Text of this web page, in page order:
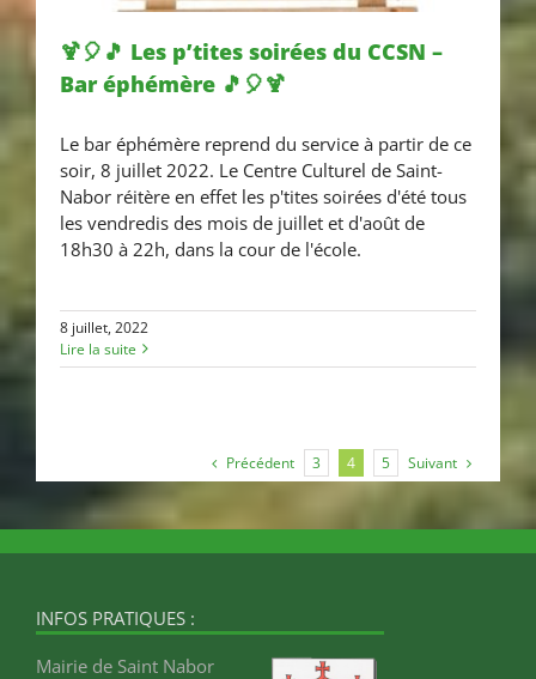
🍹🎈🎵 Les p’tites soirées du
CCSN – Bar éphémère 🎵🎈🍹
🍹🎈🎵 Les p’tites soirées du CCSN –
Bar éphémère 🎵🎈🍹
Le bar éphémère reprend du service à partir de ce
soir, 8 juillet 2022. Le Centre Culturel de Saint-
Nabor réitère en effet les p'tites soirées d'été tous
les vendredis des mois de juillet et d'août de
18h30 à 22h, dans la cour de l'école.
8 juillet, 2022
Lire la suite
Précédent 3 4 5 Suivant
INFOS PRATIQUES :
Mairie de Saint Nabor